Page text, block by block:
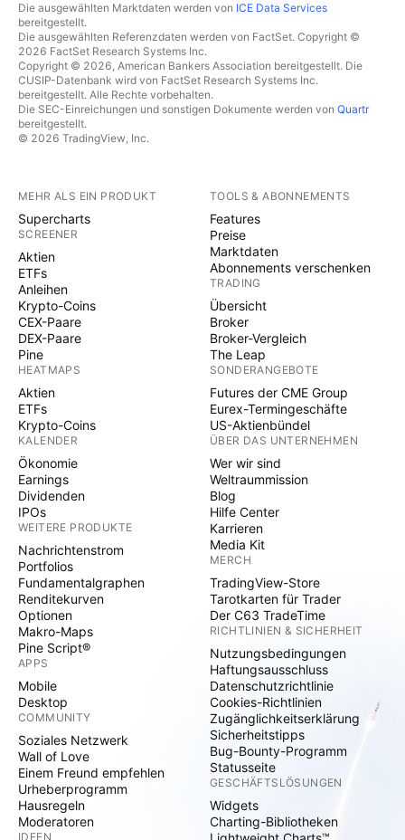
Die ausgewählten Marktdaten werden von ICE Data Services
bereitgestellt.
Die ausgewählten Referenzdaten werden von FactSet. Copyright ©
2026 FactSet Research Systems Inc.
Copyright © 2026, American Bankers Association bereitgestellt. Die
CUSIP-Datenbank wird von FactSet Research Systems Inc.
bereitgestellt. Alle Rechte vorbehalten.
Die SEC-Einreichungen und sonstigen Dokumente werden von Quartr
bereitgestellt.
© 2026 TradingView, Inc.
MEHR ALS EIN PRODUKT
Supercharts
SCREENER
Aktien
ETFs
Anleihen
Krypto-Coins
CEX-Paare
DEX-Paare
Pine
HEATMAPS
Aktien
ETFs
Krypto-Coins
KALENDER
Ökonomie
Earnings
Dividenden
IPOs
WEITERE PRODUKTE
Nachrichtenstrom
Portfolios
Fundamentalgraphen
Renditekurven
Optionen
Makro-Maps
Pine Script®
APPS
Mobile
Desktop
COMMUNITY
Soziales Netzwerk
Wall of Love
Einem Freund empfehlen
Urheberprogramm
Hausregeln
Moderatoren
IDEEN
TOOLS & ABONNEMENTS
Features
Preise
Marktdaten
Abonnements verschenken
TRADING
Übersicht
Broker
Broker-Vergleich
The Leap
SONDERANGEBOTE
Futures der CME Group
Eurex-Termingeschäfte
US-Aktienbündel
ÜBER DAS UNTERNEHMEN
Wer wir sind
Weltraummission
Blog
Hilfe Center
Karrieren
Media Kit
MERCH
TradingView-Store
Tarotkarten für Trader
Der C63 TradeTime
RICHTLINIEN & SICHERHEIT
Nutzungsbedingungen
Haftungsausschluss
Datenschutzrichtlinie
Cookies-Richtlinien
Zugänglichkeitserklärung
Sicherheitstipps
Bug-Bounty-Programm
Statusseite
GESCHÄFTSLÖSUNGEN
Widgets
Charting-Bibliotheken